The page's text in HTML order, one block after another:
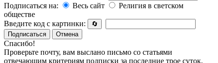
Подписаться на:
Весь сайт
Религия в светском
обществе
Введите код с картинки:
🔄
Подписаться
Отмена
Спасибо!
Проверьте почту, вам выслано письмо со статьями
отвечающим критериям подписки за последние трое суток.